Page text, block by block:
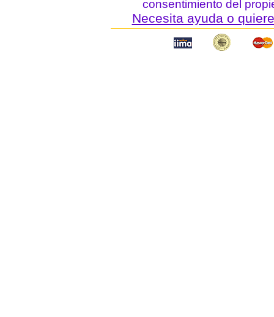
consentimiento del
Necesita ayuda o